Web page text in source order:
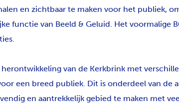
en zichtbaar te maken voor het publiek,
functie van Beeld & Geluid. Het voormalige
van de Kerkbrink met
een breed publiek. Dit is onderdeel van de
en aantrekkelijk gebied te maken met